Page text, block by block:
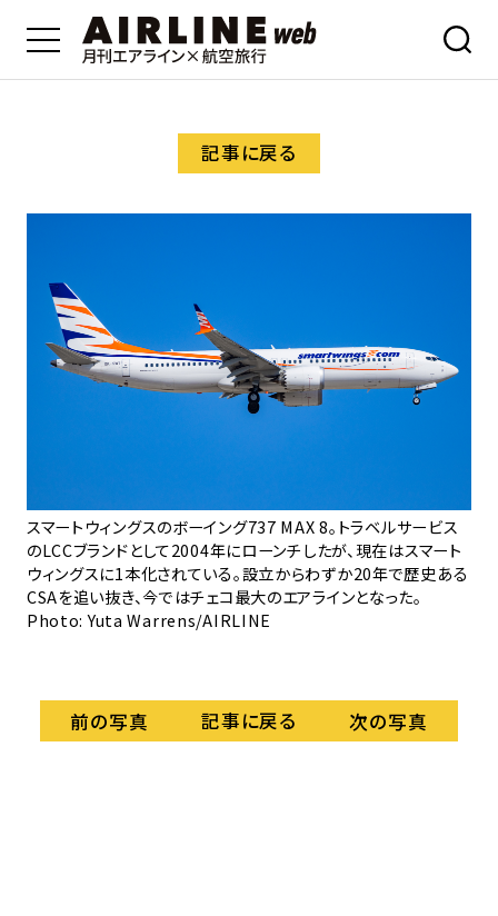
記事に戻る
スマートウィングスのボーイング737 MAX 8。トラベルサービス
のLCCブランドとして2004年にローンチしたが、現在はスマート
ウィングスに1本化されている。設立からわずか20年で歴史ある
CSAを追い抜き、今ではチェコ最大のエアラインとなった。
Photo: Yuta Warrens/AIRLINE
前の写真 記事に戻る 次の写真